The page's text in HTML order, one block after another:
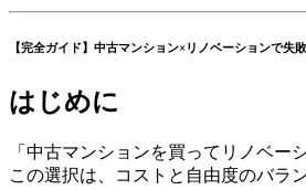
【完全ガイド】中古マンション×リノベーションで
はじめに
「中古マンションを買ってリノベー
この選択は、コストと自由度のバラ